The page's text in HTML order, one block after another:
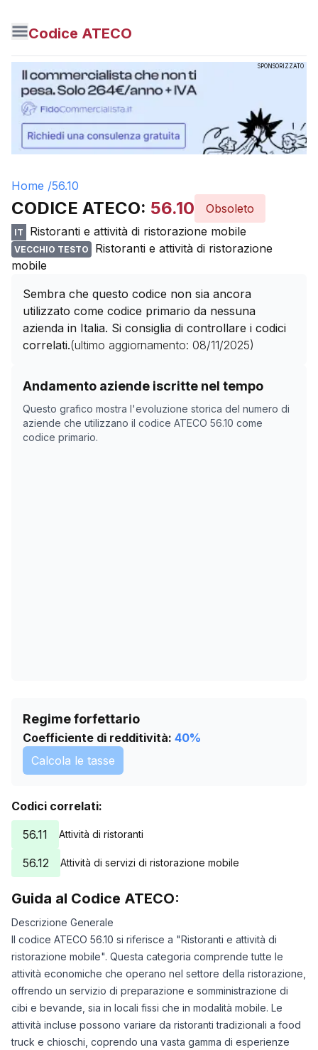
Codice ATECO
SPONSORIZZATO
Home /56.10
CODICE ATECO: 56.10 Obsoleto
IT Ristoranti e attività di ristorazione mobile
VECCHIO TESTO
Ristoranti e attività di ristorazione
mobile
Sembra che questo codice non sia ancora
utilizzato come codice primario da nessuna
azienda in Italia. Si consiglia di controllare i codici
correlati.(ultimo aggiornamento: 08/11/2025)
Andamento aziende iscritte nel tempo
Questo grafico mostra l'evoluzione storica del numero di
aziende che utilizzano il codice ATECO 56.10 come
codice primario.
Storico numero di aziende con codice ATECO
Data rilevazione
03/04/2025
0
18/05/2025
Regime forfettario
Coefficiente di redditività: 40%
Calcola le tasse
Codici correlati:
56.11
Attività di ristoranti
56.12 Attività di servizi di ristorazione mobile
Guida al Codice ATECO:
Descrizione Generale
Il codice ATECO 56.10 si riferisce a "Ristoranti e attività di
ristorazione mobile". Questa categoria comprende tutte le
attività economiche che operano nel settore della ristorazione,
offrendo un servizio di preparazione e somministrazione di
cibi e bevande, sia in locali fissi che in modalità mobile. Le
attività incluse possono variare da ristoranti tradizionali a food
truck e chioschi, coprendo una vasta gamma di esperienze